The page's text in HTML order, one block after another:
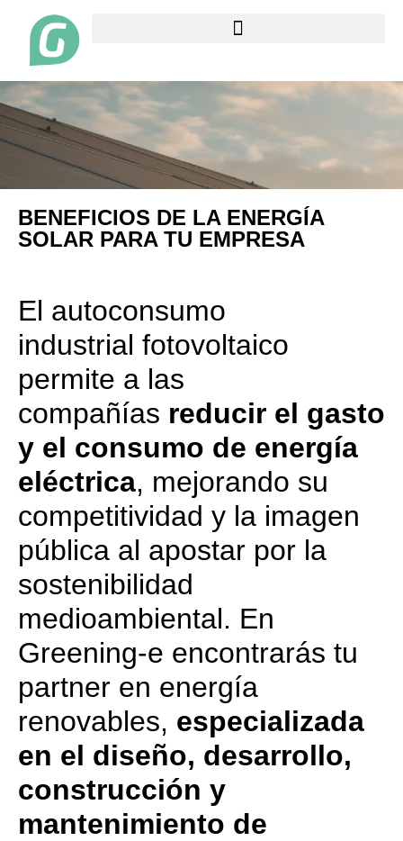
BENEFICIOS DE LA ENERGÍA
SOLAR PARA TU EMPRESA
El autoconsumo
industrial fotovoltaico
permite a las
compañías reducir el gasto
y el consumo de energía
eléctrica, mejorando su
competitividad y la imagen
pública al apostar por la
sostenibilidad
medioambiental. En
Greening-e encontrarás tu
partner en energía
renovables, especializada
en el diseño, desarrollo,
construcción y
mantenimiento de